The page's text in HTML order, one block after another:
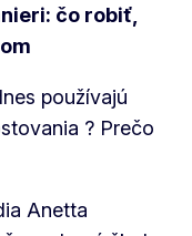
čo robiť,
používajú
? Prečo
Anetta